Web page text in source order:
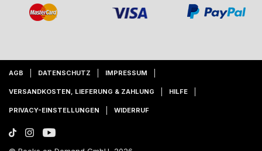
AGB DATENSCHUTZ IMPRESSUM
VERSANDKOSTEN, LIEFERUNG & ZAHLUNG HILFE
PRIVACY-EINSTELLUNGEN WIDERRUF